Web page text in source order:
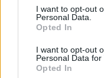
consent section.
I want to opt-out
Personal Data.
Opted In
I want to opt-out
Personal Data for
Opted In
hangzik el. A
bemutatott
hogy a
építeni